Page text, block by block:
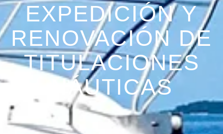
EXPEDICIÓN Y
RENOVACIÓN DE
TITULACIONES
NÁUTICAS